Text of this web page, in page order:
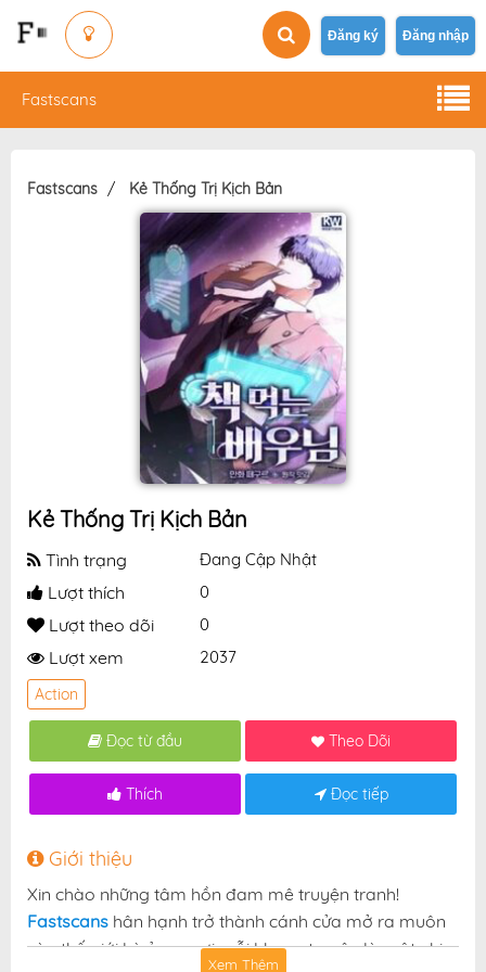
Đăng ký Đăng nhập
Fastscans
Fastscans Kẻ Thống Trị Kịch Bản
Kẻ Thống Trị Kịch Bản
Tình trạng Đang Cập Nhật
Lượt thích 0
Lượt theo dõi 0
Lượt xem 2037
Action
Đọc từ đầu Theo Dõi
Thích Đọc tiếp
Giới thiệu
Xin chào những tâm hồn đam mê truyện tranh!
Fastscans hân hạnh trở thành cánh cửa mở ra muôn
vàn thế giới kỳ ảo — nơi mỗi khung truyện là một nhịp
Xem Thêm